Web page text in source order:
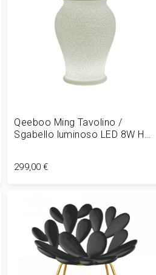
Qeeboo Ming Tavolino /
Sgabello luminoso LED 8W H
299,00 €